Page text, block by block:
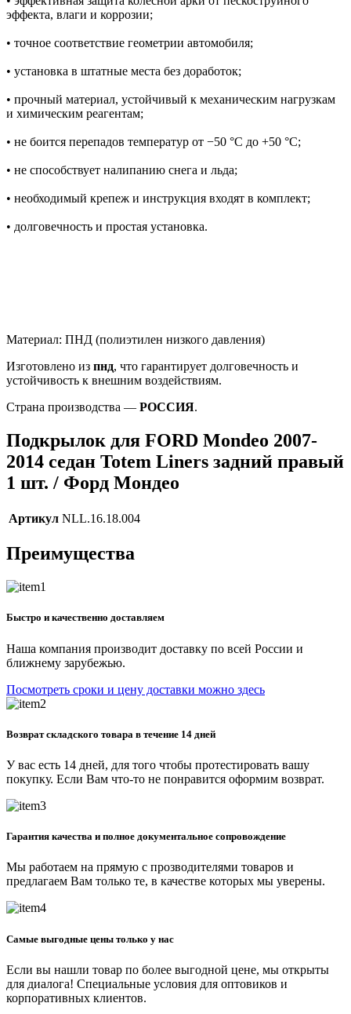
эффекта, влаги и коррозии;
• точное соответствие геометрии автомобиля;
• установка в штатные места без доработок;
• прочный материал, устойчивый к механическим нагрузкам
и химическим реагентам;
• не боится перепадов температур от −50 °C до +50 °C;
• не способствует налипанию снега и льда;
• необходимый крепеж и инструкция входят в комплект;
• долговечность и простая установка.
Материал: ПНД (полиэтилен низкого давления)
Изготовлено из пнд, что гарантирует долговечность и
устойчивость к внешним воздействиям.
Страна производства — РОССИЯ.
Подкрылок для FORD Mondeo 2007-
2014 седан Totem Liners задний правый
1 шт. / Форд Мондео
Артикул NLL.16.18.004
Преимущества
Быстро и качественно доставляем
Наша компания производит доставку по всей России и
ближнему зарубежью.
Посмотреть сроки и цену доставки можно здесь
Возврат складского товара в течение 14 дней
У вас есть 14 дней, для того чтобы протестировать вашу
покупку. Если Вам что-то не понравится оформим возврат.
Гарантия качества и полное документальное сопровождение
Мы работаем на прямую с прозводителями товаров и
предлагаем Вам только те, в качестве которых мы уверены.
Самые выгодные цены только у нас
Если вы нашли товар по более выгодной цене, мы открыты
для диалога! Специальные условия для оптовиков и
корпоративных клиентов.